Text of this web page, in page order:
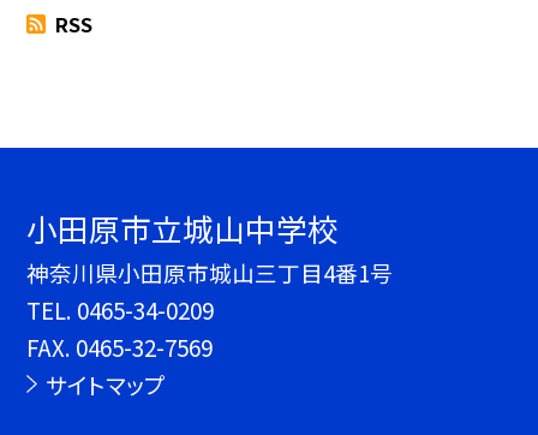
RSS
小田原市立城山中学校
神奈川県小田原市城山三丁目4番1号
TEL. 0465-34-0209
FAX. 0465-32-7569
サイトマップ